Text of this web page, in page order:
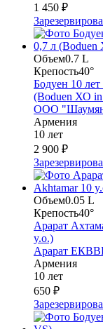
1 450 ₽
Объем0.7 L
Крепость40°
Бодуен 10
(Boduen ХО
ООО
Армения
10 лет
2 900 ₽
Объем0.05 L
Крепость40°
Арарат
y.o.)
Арарат
Армения
10 лет
650 ₽